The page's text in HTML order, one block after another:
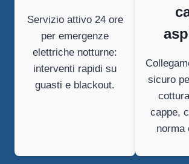
Servizio attivo 24 ore
per emergenze
elettriche notturne:
interventi rapidi su
guasti e blackout.
sicuro
cappe,
norma